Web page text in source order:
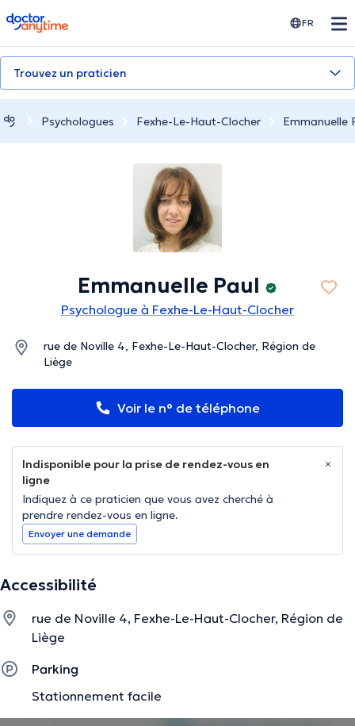
doctoranytime FR
Trouvez un praticien
Psychologues Fexhe-Le-Haut-Clocher Emmanuelle
Emmanuelle Paul
Psychologue à Fexhe-Le-Haut-Clocher
rue de Noville 4, Fexhe-Le-Haut-Clocher, Région de
Liège
Voir le n° de téléphone
Indisponible pour la prise de rendez-vous en
ligne
Indiquez à ce praticien que vous avez cherché à
prendre rendez-vous en ligne.
Envoyer une demande
Accessibilité
rue de Noville 4, Fexhe-Le-Haut-Clocher, Région de
Liège
Parking
Stationnement facile